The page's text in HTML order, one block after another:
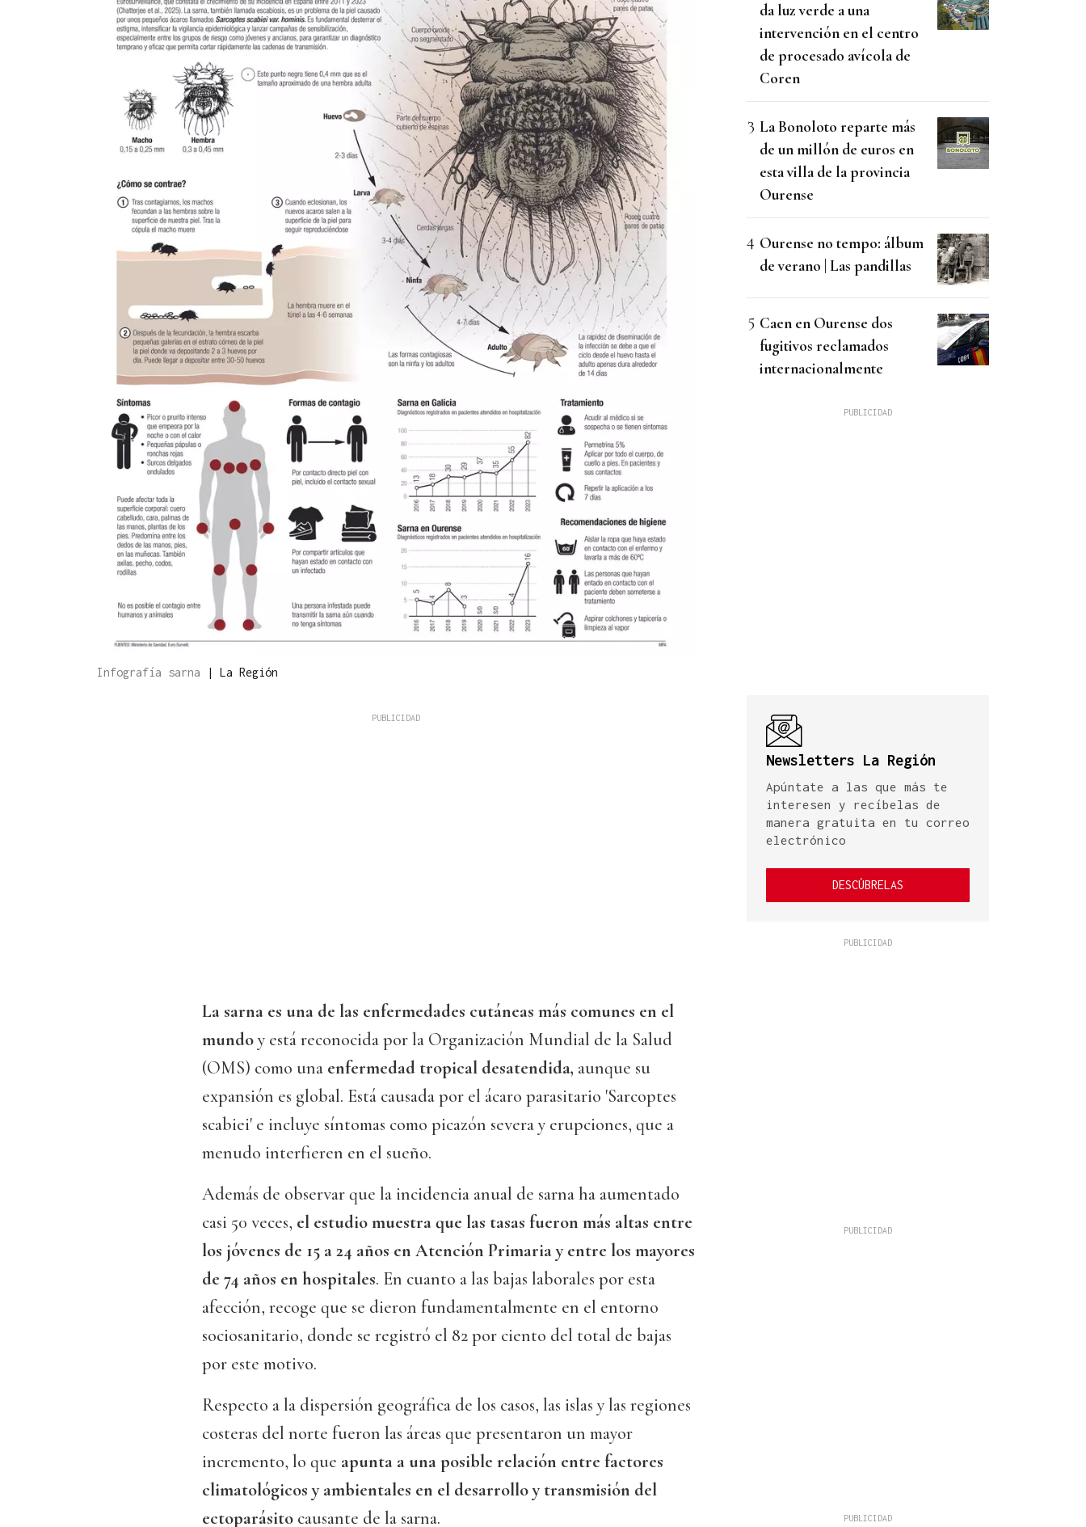
Infografía sarna | La Región
La sarna es una de las enfermedades cutáneas más comunes en el
mundoy está reconocida por la Organización Mundial de la Salud
(OMS) como una enfermedad tropical desatendida, aunque su
expansión es global. Está causada por el ácaro parasitario 'Sarcoptes
scabiei' e incluye síntomas como picazón severa y erupciones, que a
menudo interfieren en el sueño.
Además de observar que la incidencia anual de sarna ha aumentado
casi 50 veces, el estudio muestra que las tasas fueron más altas entre
los jóvenes de 15 a 24 años en Atención Primaria y entre los mayores
de 74 años en hospitales. En cuanto a las bajas laborales por esta
afección, recoge que se dieron fundamentalmente en el entorno
sociosanitario, donde se registró el 82 por ciento del total de bajas
por este motivo.
Respecto a la dispersión geográfica de los casos, las islas y las regiones
costeras del norte fueron las áreas que presentaron un mayor
incremento, lo que apunta a una posible relación entre factores
climatológicos y ambientales en el desarrollo y transmisión del
ectoparásito causante de la sarna.
da luz verde a una
intervención en el centro
de procesado avícola de
Coren
La Bonoloto reparte más
de un millón de euros en
esta villa de la provincia
Ourense
Ourense no tempo: álbum
de verano | Las pandillas
Caen en Ourense dos
fugitivos reclamados
internacionalmente
Newsletters La Región
Apúntate a las que más te
interesen y recíbelas de
manera gratuita en tu correo
electrónico
DESCÚBRELAS